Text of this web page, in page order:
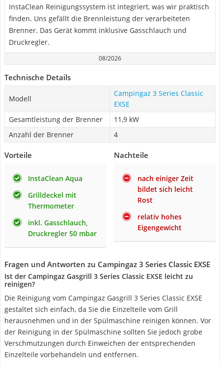
InstaClean Reinigungssystem ist integriert, was wir praktisch
finden. Uns gefällt die Brennleistung der verarbeiteten
Brenner. Das Gerät kommt inklusive Gasschlauch und
Druckregler.
08/2026
Technische Details
Modell
Campingaz 3 Series Classic
EXSE
Gesamtleistung der Brenner
11,9 kW
Anzahl der Brenner
4
Vorteile
InstaClean Aqua
Grilldeckel mit
Thermometer
inkl. Gasschlauch,
Druckregler 50 mbar
Nachteile
nach einiger Zeit
bildet sich leicht
Rost
relativ hohes
Eigengewicht
Fragen und Antworten zu Campingaz 3 Series Classic EXSE
Ist der Campingaz Gasgrill 3 Series Classic EXSE leicht zu
reinigen?
Die Reinigung vom Campingaz Gasgrill 3 Series Classic EXSE
gestaltet sich einfach, da Sie die Einzelteile vom Grill
herausnehmen und in der Spülmaschine reinigen können. Vor
der Reinigung in der Spülmaschine sollten Sie jedoch grobe
Verschmutzungen durch Einweichen der entsprechenden
Einzelteile vorbehandeln und entfernen.